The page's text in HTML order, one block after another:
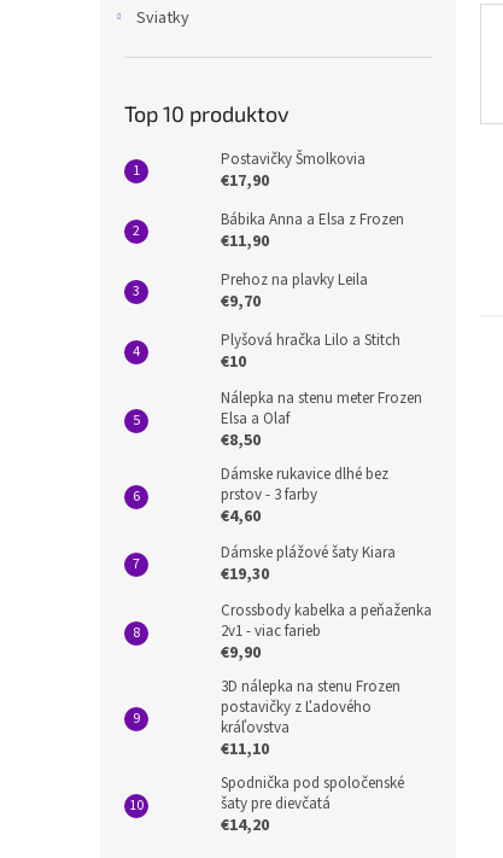
Sviatky
Top 10 produktov
Postavičky Šmolkovia
€17,90
Bábika Anna a Elsa z Frozen
€11,90
Prehoz na plavky Leila
€9,70
Plyšová hračka Lilo a Stitch
€10
Nálepka na stenu meter Frozen
Elsa a Olaf
€8,50
Dámske rukavice dlhé bez
prstov - 3 farby
€4,60
Dámske plážové šaty Kiara
€19,30
Crossbody kabelka a peňaženka
2v1 - viac farieb
€9,90
3D nálepka na stenu Frozen
postavičky z Ľadového
kráľovstva
€11,10
Spodnička pod spoločenské
šaty pre dievčatá
€14,20